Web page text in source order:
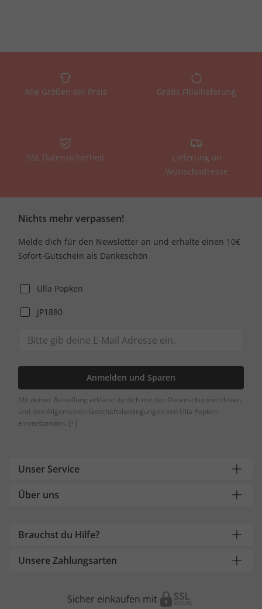
Alle Größen ein Preis Gratis Filiallieferung
SSL Datensicherheit
Lieferung an
Wunschadresse
Nichts mehr verpassen!
Melde dich für den Newsletter an und erhalte einen 10€
Sofort-Gutschein als Dankeschön
Ulla Popken
JP1880
Anmelden und Sparen
Mit deiner Bestellung erklärst du dich mit den Datenschutzrichtlinien
und den Allgemeinen Geschäftsbedingungen von Ulla Popken
einverstanden. [+]
Unser Service
Über uns
Brauchst du Hilfe?
Unsere Zahlungsarten
Sicher einkaufen mit